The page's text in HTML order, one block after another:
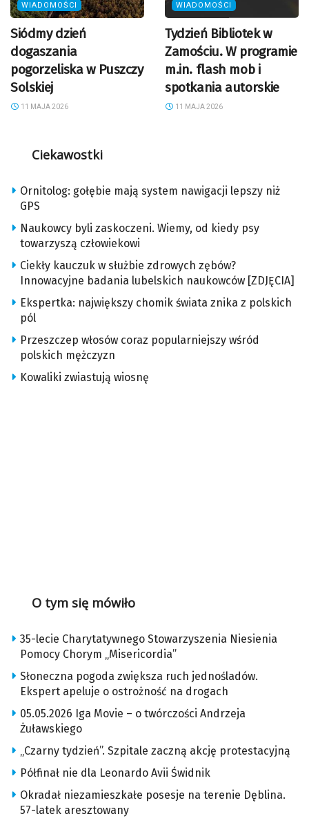
WIADOMOŚCI
Siódmy dzień
dogaszania
pogorzeliska w Puszczy
Solskiej
11 MAJA 2026
WIADOMOŚCI
Tydzień Bibliotek w
Zamościu. W programie
m.in. flash mob i
spotkania autorskie
11 MAJA 2026
Ciekawostki
Ornitolog: gołębie mają system nawigacji lepszy niż
GPS
Naukowcy byli zaskoczeni. Wiemy, od kiedy psy
towarzyszą człowiekowi
Ciekły kauczuk w służbie zdrowych zębów?
Innowacyjne badania lubelskich naukowców [ZDJĘCIA]
Ekspertka: największy chomik świata znika z polskich
pól
Przeszczep włosów coraz popularniejszy wśród
polskich mężczyzn
Kowaliki zwiastują wiosnę
O tym się mówiło
35-lecie Charytatywnego Stowarzyszenia Niesienia
Pomocy Chorym „Misericordia”
Słoneczna pogoda zwiększa ruch jednośladów.
Ekspert apeluje o ostrożność na drogach
05.05.2026 Iga Movie – o twórczości Andrzeja
Żuławskiego
„Czarny tydzień”. Szpitale zaczną akcję protestacyjną
Półfinał nie dla Leonardo Avii Świdnik
Okradał niezamieszkałe posesje na terenie Dęblina.
57-latek aresztowany